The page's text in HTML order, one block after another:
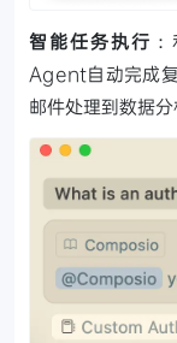
智能任务执行
Agent自动完成
邮件处理到数据